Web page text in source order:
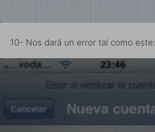
10- Nos dará un error tal como este: